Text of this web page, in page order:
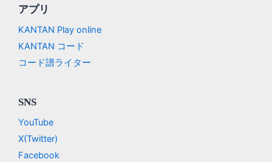
アプリ
KANTAN Play online
KANTAN コード
コード譜ライター
SNS
YouTube
X(Twitter)
Facebook